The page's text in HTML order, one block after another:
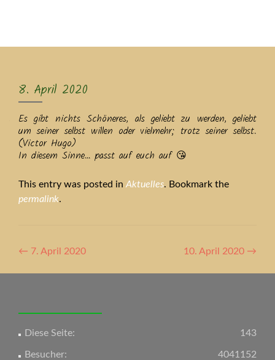
8. April 2020
Es gibt nichts Schöneres, als geliebt zu werden, geliebt
um seiner selbst willen oder vielmehr; trotz seiner selbst.
(Victor Hugo)
In diesem Sinne… passt auf euch auf 😘
This entry was posted in Aktuelles. Bookmark the
permalink.
Artikel-
Navigation
← 7. April 2020 10. April 2020 →
143
Diese Seite:
4041152
Besucher: